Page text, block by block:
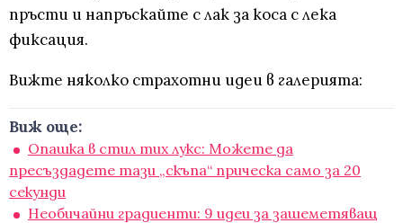
пръсти и напръскайте с лак за коса с лека
фиксация.
Вижте няколко страхотни идеи в галерията:
Виж още:
Опашка в стил тих лукс: Можете да
пресъздадете тази „скъпа“ прическа само за 20
секунди
Необичайни градиенти: 9 идеи за зашеметяващ